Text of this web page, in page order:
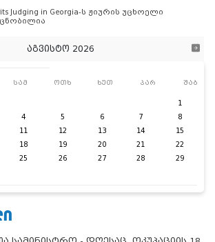
Judging in Georgia-ს ჟიურის უცხოელი
ცნობილია
აგვისტო 2026
სამ ოთხ ხუთ პარ შაბ
1
4 5 6 7
8
11 12 13 14
15
18 19 20 21
22
25 26 27 28
29